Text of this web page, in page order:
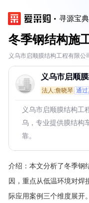
寻源宝典
冬季钢结构施
义乌市启顺膜结构工程有限公
义乌市启顺
法人:詹晓琴 通
义乌市启顺膜结构工
乌，专业提供膜结构
靠。
介绍： 本文分析了冬季钢
因，重点从低温环境对焊
际应用案例三个维度展